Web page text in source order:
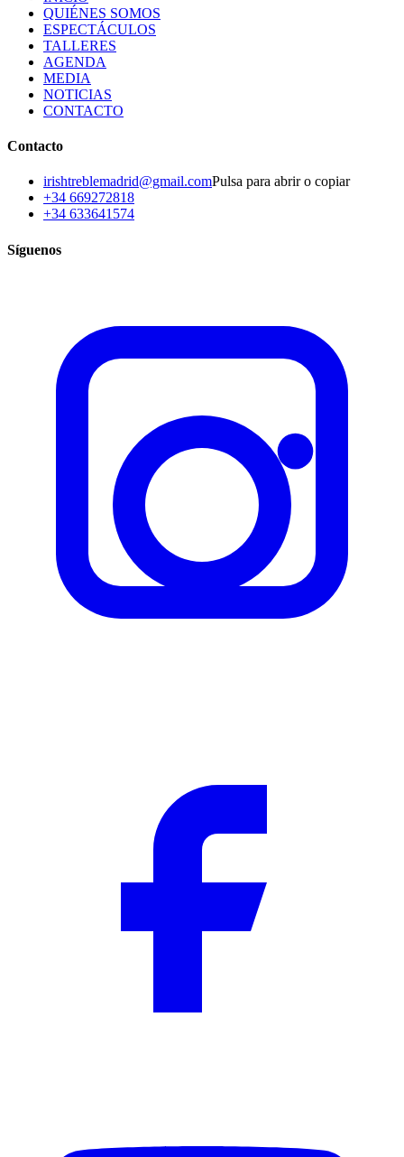
QUIÉNES SOMOS
ESPECTÁCULOS
TALLERES
AGENDA
MEDIA
NOTICIAS
CONTACTO
Contacto
irishtreblemadrid@gmail.comPulsa para abrir o copiar
+34 669272818
+34 633641574
Síguenos